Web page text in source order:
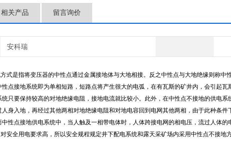
相关产品 留言询价
安科瑞
式是指将变压器的中性点通过金属接地体与大地相接。反之中性点与大地绝缘则称中
点接地系统即为单相短路，短路点将产生很大的电弧，在有瓦斯的矿井内，会引起瓦
只要保持较高的对地绝缘电阻，接地电流就比较小。此外，在中性点不接地的供电
身入地，再经过其他两相对地绝缘电阻和对地电容回到电网其他两相，由于此种条
性点接地供电系统中，当人触及一相带电体时，人体跨接电网的相电压 ，流过人体的
安全用电要求高，所以安全规程规定井下配电系统和露天采矿场内采用中性点不接地